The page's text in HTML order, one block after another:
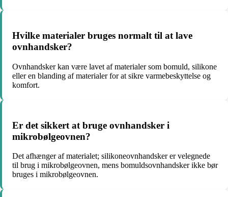
Hvilke materialer bruges normalt til at lave
ovnhandsker?
Ovnhandsker kan være lavet af materialer som bomuld, silikone
eller en blanding af materialer for at sikre varmebeskyttelse og
komfort.
Er det sikkert at bruge ovnhandsker i
mikrobølgeovnen?
Det afhænger af materialet; silikoneovnhandsker er velegnede
til brug i mikrobølgeovnen, mens bomuldsovnhandsker ikke bør
bruges i mikrobølgeovnen.